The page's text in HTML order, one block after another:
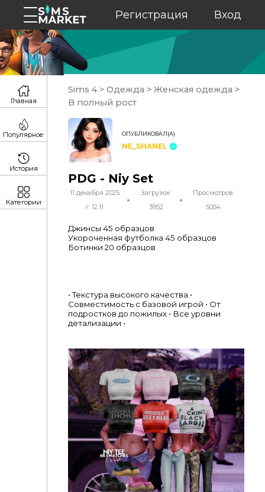
Регистрация Вход
Sims 4 > Одежда > Женская одежда >
В полный рост
ОПУБЛИКОВАЛ(А)
NE_SHANEL
PDG - Niy Set
11 декабря 2025
г. 12:11
Загрузок:
3952
Просмотров:
5054
Джинсы 45 образцов
Укороченная футболка 45 образцов
Ботинки 20 образцов
• Текстура высокого качества •
Совместимость с базовой игрой • От
подростков до пожилых • Все уровни
детализации •
Главная
Популярное
История
Категории